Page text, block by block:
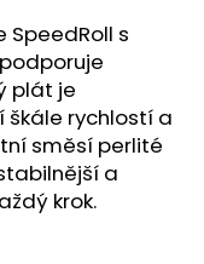
SpeedRoll s
plát je
škále rychlostí a
směsí perlité
a
krok.